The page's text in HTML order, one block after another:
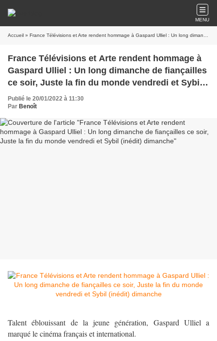
MENU
Accueil » France Télévisions et Arte rendent hommage à Gaspard Ulliel : Un long dimanche de fiançailles ce soir, Juste la fin du monde vendredi et Sybil (inédit) dimanche
France Télévisions et Arte rendent hommage à
Gaspard Ulliel : Un long dimanche de fiançailles
ce soir, Juste la fin du monde vendredi et Sybil
(inédit) dimanche
Publié le 20/01/2022 à 11:30
Par Benoît
Talent éblouissant de la jeune génération, Gaspard Ulliel a
marqué le cinéma français et international.